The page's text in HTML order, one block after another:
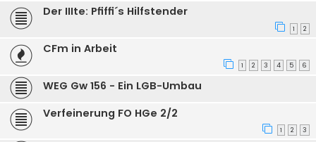
Der IIIte: Pfiffi´s Hilfstender
1 2
CFm in Arbeit
1 2 3 4 5 6
WEG Gw 156 - Ein LGB-Umbau
Verfeinerung FO HGe 2/2
1 2 3